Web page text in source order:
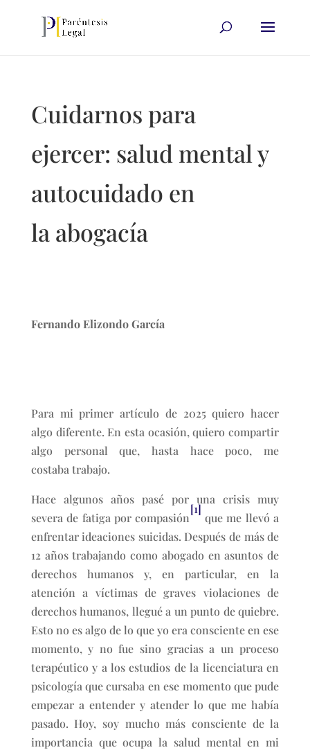
Cuidarnos para
ejercer: salud mental y
autocuidado en
la abogacía
Fernando Elizondo García
Para mi primer artículo de 2025 quiero hacer
algo diferente. En esta ocasión, quiero compartir
algo personal que, hasta hace poco, me
costaba trabajo.
Hace algunos años pasé por una crisis muy
severa de fatiga por compasión
[1]
que me llevó a
enfrentar ideaciones suicidas. Después de más de
12 años trabajando como abogado en asuntos de
derechos humanos y, en particular, en la
atención a víctimas de graves violaciones de
derechos humanos, llegué a un punto de quiebre.
Esto no es algo de lo que yo era consciente en ese
momento, y no fue sino gracias a un proceso
terapéutico y a los estudios de la licenciatura en
psicología que cursaba en ese momento que pude
empezar a entender y atender lo que me había
pasado. Hoy, soy mucho más consciente de la
importancia que ocupa la salud mental en mi